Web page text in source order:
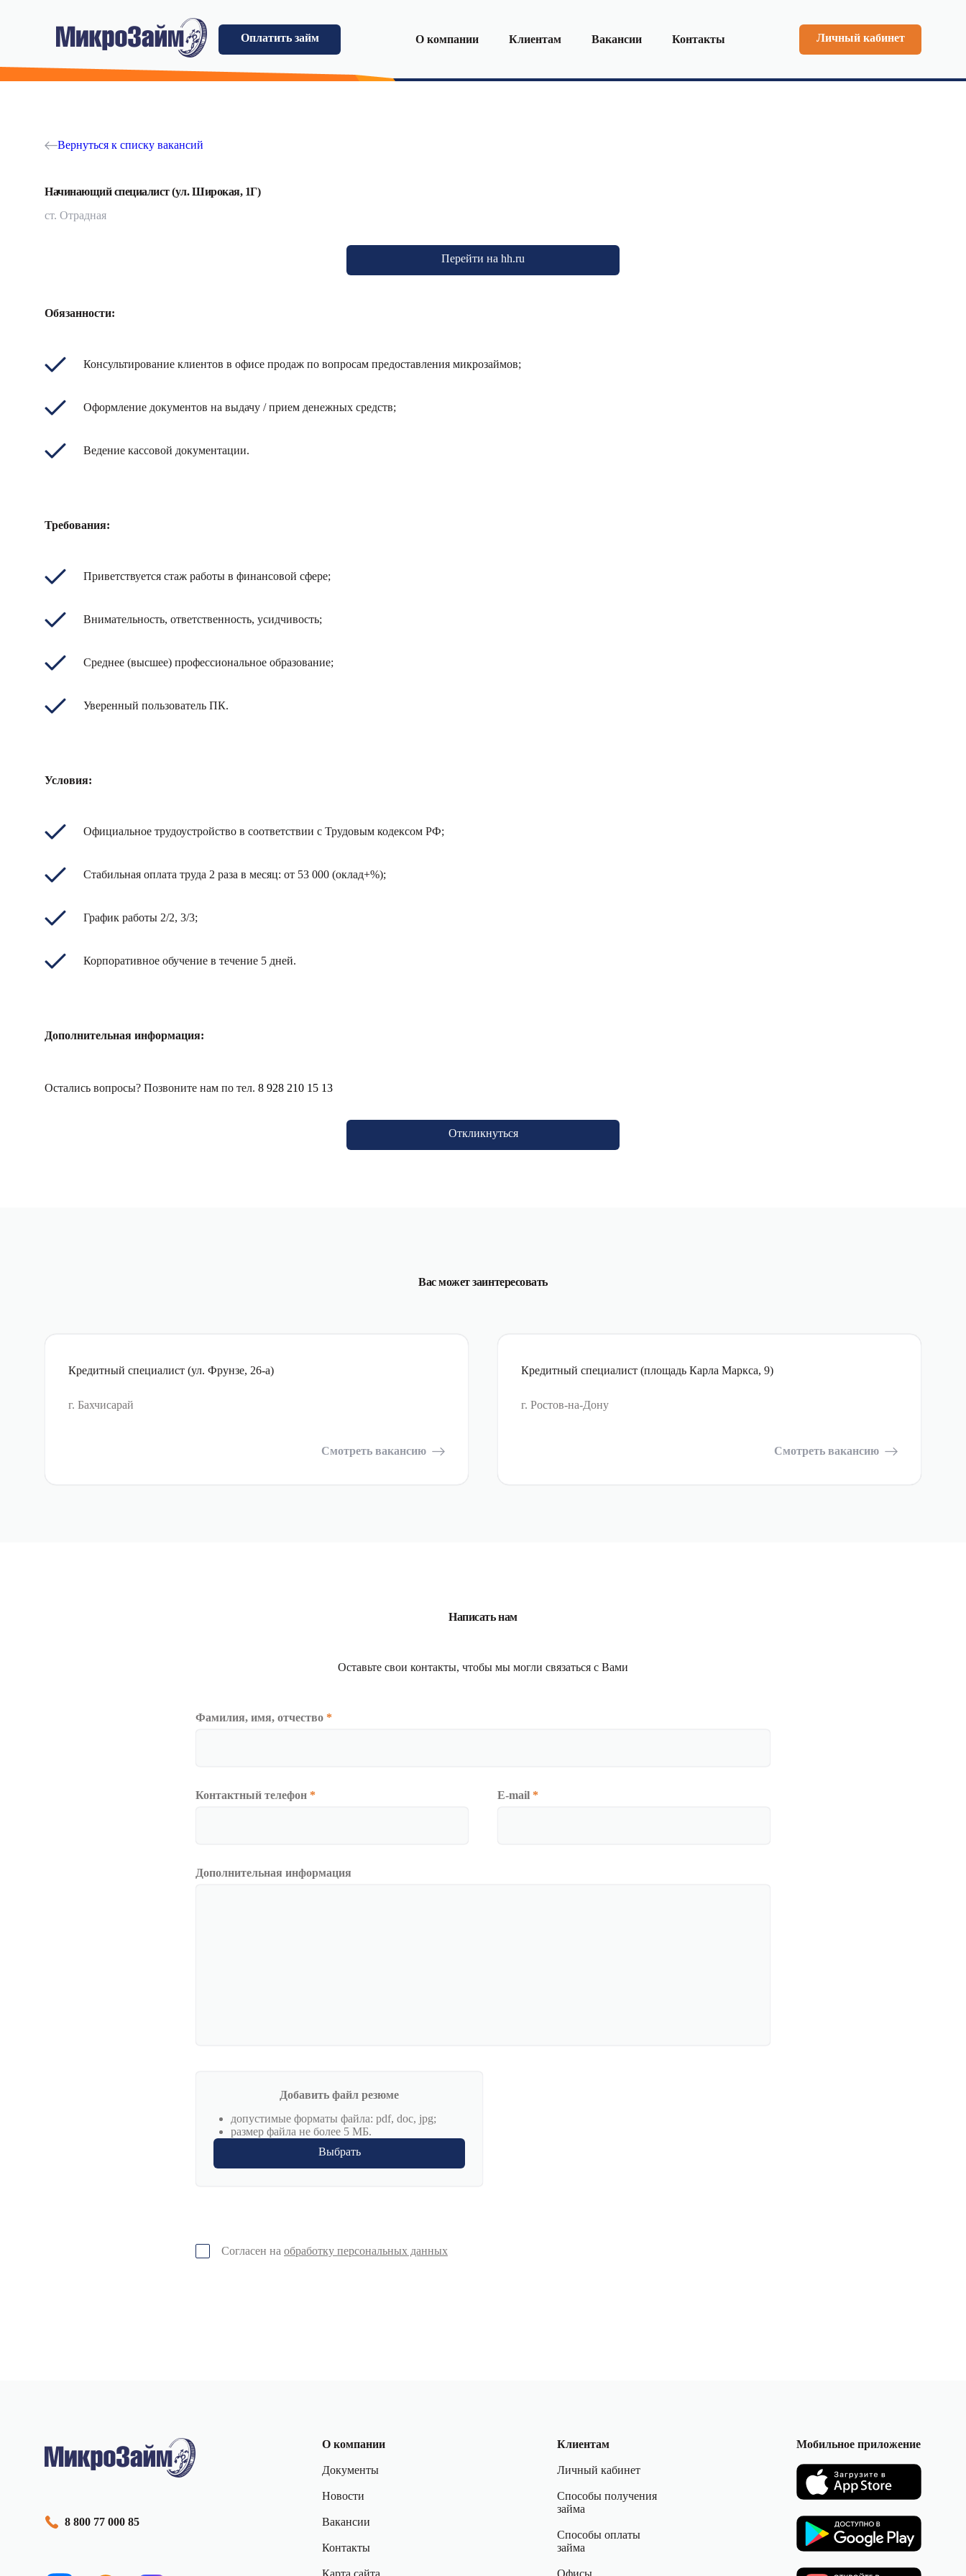
Оплатить займ О компании Клиентам Вакансии Контакты Личный кабинет
Вернуться к списку вакансий
Начинающий специалист (ул. Широкая, 1Г)
ст. Отрадная
Перейти на hh.ru
Обязанности:
Консультирование клиентов в офисе продаж по вопросам предоставления микрозаймов;
Оформление документов на выдачу / прием денежных средств;
Ведение кассовой документации.
Требования:
Приветствуется стаж работы в финансовой сфере;
Внимательность, ответственность, усидчивость;
Среднее (высшее) профессиональное образование;
Уверенный пользователь ПК.
Условия:
Официальное трудоустройство в соответствии с Трудовым кодексом РФ;
Стабильная оплата труда 2 раза в месяц: от 53 000 (оклад+%);
График работы 2/2, 3/3;
Корпоративное обучение в течение 5 дней.
Дополнительная информация:
Остались вопросы? Позвоните нам по тел. 8 928 210 15 13
Откликнуться
Вас может заинтересовать
Кредитный специалист (ул. Фрунзе, 26-а)
г. Бахчисарай
Смотреть вакансию
Кредитный специалист (площадь Карла Маркса, 9)
г. Ростов-на-Дону
Смотреть вакансию
Написать нам
Оставьте свои контакты, чтобы мы могли связаться с Вами
Фамилия, имя, отчество *
Контактный телефон * E-mail *
Дополнительная информация
Добавить файл резюме
допустимые форматы файла: pdf, doc, jpg;
размер файла не более 5 МБ.
Выбрать
Согласен на обработку персональных данных
8 800 77 000 85
О компании
Документы
Новости
Вакансии
Контакты
Карта сайта
Клиентам
Личный кабинет
Способы получения
займа
Способы оплаты
займа
Офисы
Мобильное приложение